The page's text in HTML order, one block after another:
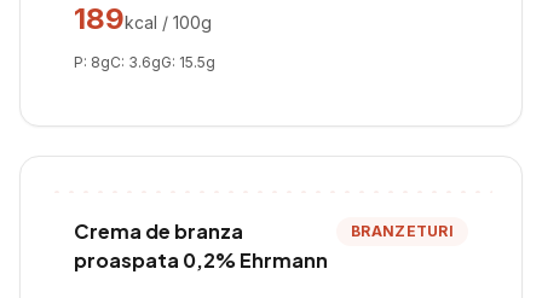
189kcal / 100g
P: 8gC: 3.6gG: 15.5g
Crema de branza
proaspata 0,2% Ehrmann
BRANZETURI